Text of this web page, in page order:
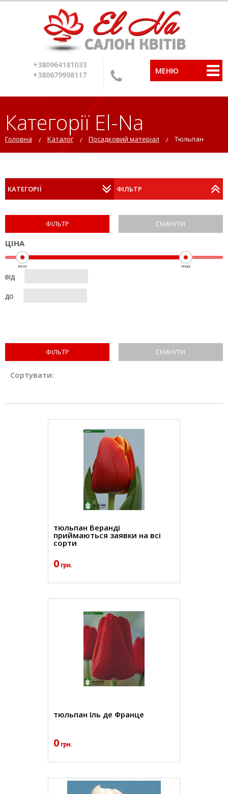
+380964181033
+380679998117
МЕНЮ
Категорії El-Na
Головна Каталог Посадковий матеріал Тюльпан
КАТЕГОРІЇ ФІЛЬТР
СКИНУТИ
ЦІНА
від
до
СКИНУТИ
Сортувати:
тюльпан Веранді
приймаються заявки на всі
сорти
0 грн.
тюльпан Іль де Франце
0 грн.